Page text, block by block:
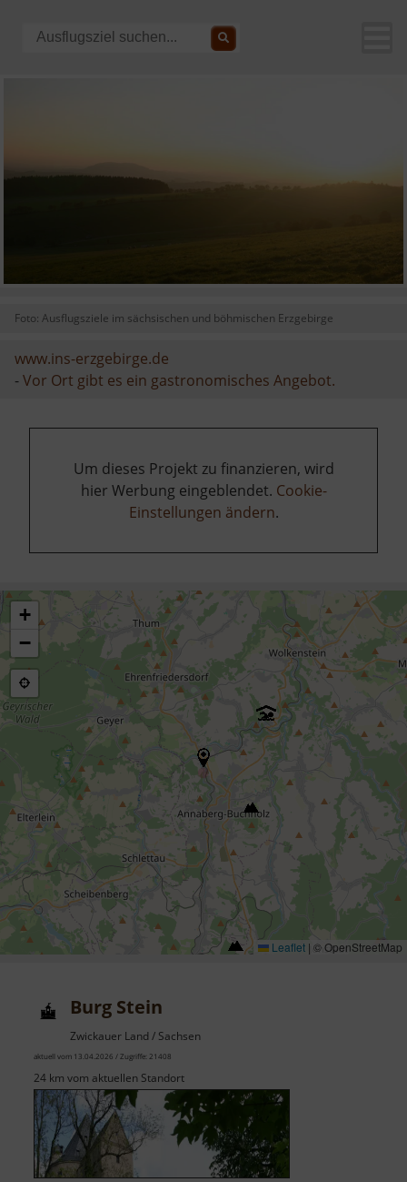
Foto: Ausflugsziele im sächsischen und böhmischen Erzgebirge
www.ins-erzgebirge.de
-Vor Ort gibt es ein gastronomisches Angebot.
Um dieses Projekt zu finanzieren, wird
hier Werbung eingeblendet. Cookie-
Einstellungen ändern.
+
−
Leaflet | © OpenStreetMap
Burg Stein
Zwickauer Land / Sachsen
aktuell vom 13.04.2026 / Zugriffe: 21408
24 km vom aktuellen Standort